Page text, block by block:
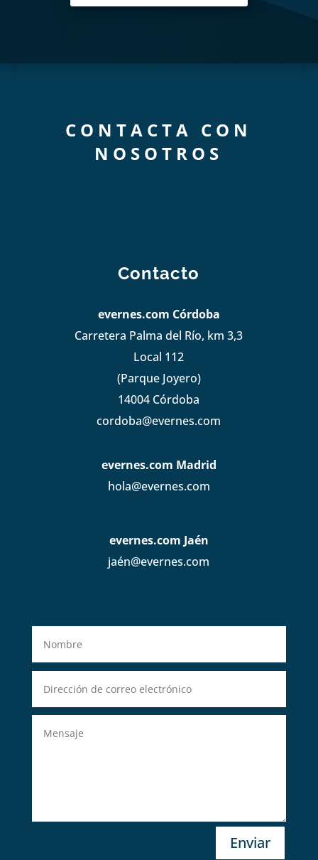
CONTACTA CON
NOSOTROS
Contacto
evernes.com Córdoba
Carretera Palma del Río, km 3,3
Local 112
(Parque Joyero)
14004 Córdoba
cordoba@evernes.com
evernes.com Madrid
hola@evernes.com
evernes.com Jaén
jaén@evernes.com
Enviar